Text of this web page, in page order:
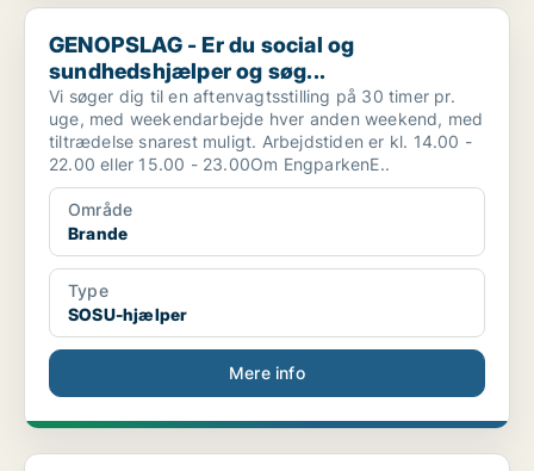
GENOPSLAG - Er du social og sundhedshjælper og søg...
GENOPSLAG - Er du social og
sundhedshjælper og søg...
Vi søger dig til en aftenvagtsstilling på 30 timer pr.
uge, med weekendarbejde hver anden weekend, med
tiltrædelse snarest muligt. Arbejdstiden er kl. 14.00 -
22.00 eller 15.00 - 23.00Om EngparkenE..
Område
Brande
Type
SOSU-hjælper
Mere info
Social- og sundhedhjælper til udekørende dagvagt –...